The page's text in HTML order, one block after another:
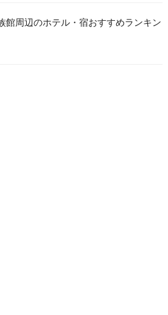
館周辺のホテル・宿おすすめランキン